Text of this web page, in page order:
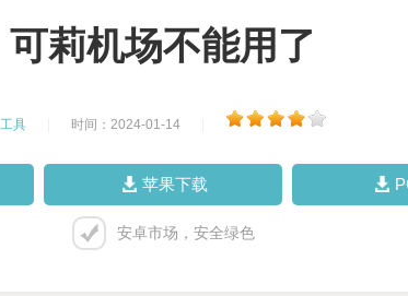
可莉机场不能用了
工具 时间：2024-01-14
苹果下载
安卓市场，安全绿色